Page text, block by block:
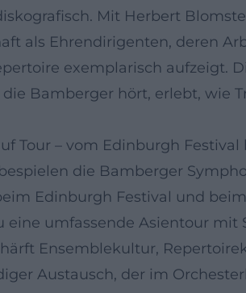
Mit Herbert
als Ehrendirigenten, deren
exemplarisch aufzeigt.
die Bamberger hört, erlebt, wie
Tour – vom Edinburgh Festival
die Bamberger
Edinburgh Festival und
eine umfassende Asientour
Ensemblekultur,
Austausch, der im